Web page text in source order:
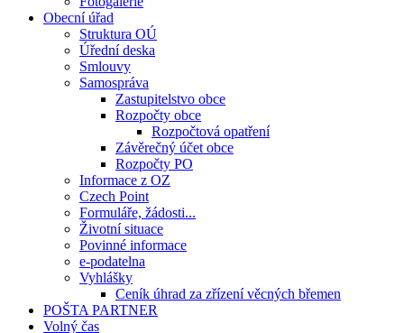
Obecní úřad
Struktura OÚ
Úřední deska
Smlouvy
Samospráva
Zastupitelstvo obce
Rozpočty obce
Rozpočtová opatření
Závěrečný účet obce
Rozpočty PO
Informace z OZ
Czech Point
Formuláře, žádosti...
Životní situace
Povinné informace
e-podatelna
Vyhlášky
Ceník úhrad za zřízení věcných břemen
POŠTA PARTNER
Volný čas